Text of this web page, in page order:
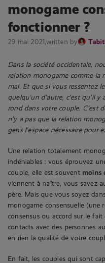
monogame
fonctionner ?
29 mai 2021,written by
Dans la société occidentale,
relation monogame comme la
mal. Et que si vous ressentez
quelqu’un d’autre, c’est qu’il
rond dans votre couple. C’est
n’y a pas que la relation
gens l’espace nécessaire pour
Une relation totalement
indéniables : vous éprouvez
couple, elle est souvent moins
viennent à naître, vous savez
père. Mais que vous soyez
monogame consensuelle (une
consensus ou accord sur le
contacts avec des personnes
en rien la qualité de votre
En fait, les couples qui sont